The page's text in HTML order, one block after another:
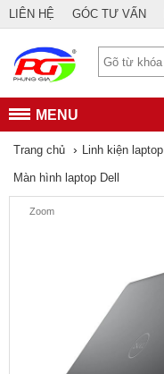
LIÊN HỆ GÓC TƯ VẤN
MENU
Trang chủ › Linh kiện laptop
Màn hình laptop Dell
Zoom